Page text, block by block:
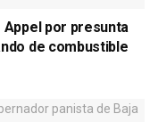
por presunta
de combustible